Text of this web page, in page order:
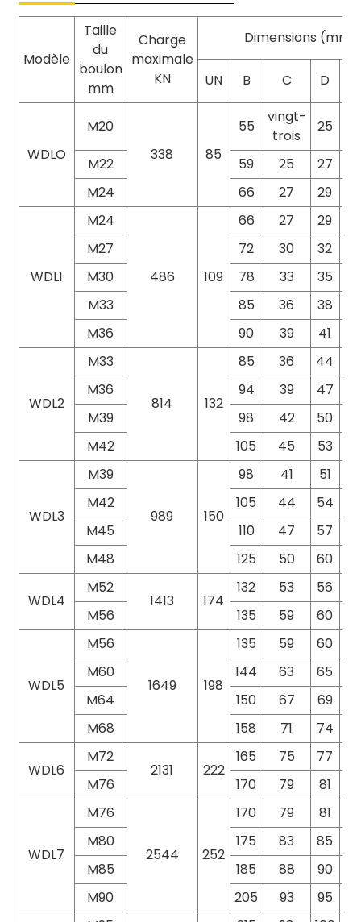
Modèle
Taille
du
boulon
mm
Charge
maximale
KN
Dimensions (mm)
UN B C D
WDLO
M20
338
85
55
vingt-
trois
25
M22 59 25 27
M24
66 27 29
WDL1
M24
486 109
66 27 29
M27
72 30 32
M30
78 33 35
M33
85 36 38
M36
90 39 41
WDL2
M33
814 132
85 36 44
M36
94 39 47
M39
98 42 50
M42
105 45 53
WDL3
M39
989 150
98 41 51
M42
105 44 54
M45
110 47 57
M48
125 50 60
WDL4
M52
1413 174
132 53 56
M56
135 59 60
WDL5
M56
1649 198
135 59 60
M60
144 63 65
M64
150 67 69
M68
158 71 74
WDL6
M72
2131 222
165 75 77
M76
170 79 81
WDL7
M76
2544 252
170 79 81
M80
175 83 85
M85
185 88 90
M90
205 93 95